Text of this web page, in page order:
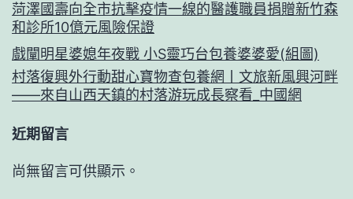
菏澤國壽向全市抗擊疫情一線的醫護職員捐贈新竹森
和診所10億元風險保證
戲闡明星婆媳年夜戰 小S靈巧台包養婆婆愛(組圖)
村落復興外行動甜心寶物查包養網丨文旅新風興河畔
——來自山西天鎮的村落游玩成長察看_中國網
近期留言
尚無留言可供顯示。